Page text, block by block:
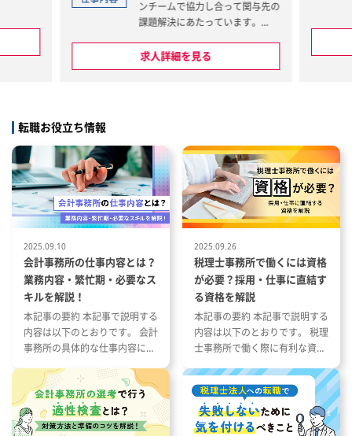
変更業
整
ンチームで協力し合って関与先の
課題解決にあたっています。
＜法人税・所得税・消費税 関連
業務＞
＜相続税・贈与税・資産税 関連
業務＞
・株価評価・財産評価
・相続対策に関わる指導
＜経営支援 業務＞
・M&A・事業承継に係る経営者
様サポート
求人詳細を見る
転職お役立ち情報
2025.09.10
会計事務所の仕事内容とは？
業務内容・繁忙期・必要なス
キルを解説！
本記事の要約 本記事で説明する
内容は以下のとおりです。 会計
事務所の具体的な仕事内容につ
繁忙期について 会計事務所で働
く際に役立つ資格や経験につい
て
2025.09.26
税理士事務所で働くには資格
が必要？採用・仕事に直結す
る資格を解説
本記事の要約 本記事で説明する
内容は以下のとおりです。 税理
士事務所で働く際に有利な資格
内容と資格が与える影響 資格や
スキルを活かした税理士事務所
への転職成功事例